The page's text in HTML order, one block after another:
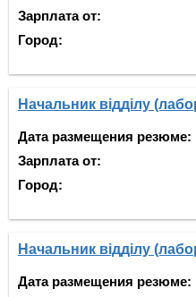
Зарплата от:
Город:
Начальник відділу
Дата размещения резюме:
Зарплата от:
Город:
Начальник відділу
Дата размещения резюме: